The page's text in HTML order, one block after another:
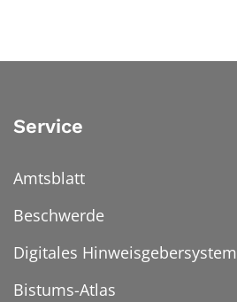
Service
Amtsblatt
Beschwerde
Digitales Hinweisgebersystem
Bistums-Atlas